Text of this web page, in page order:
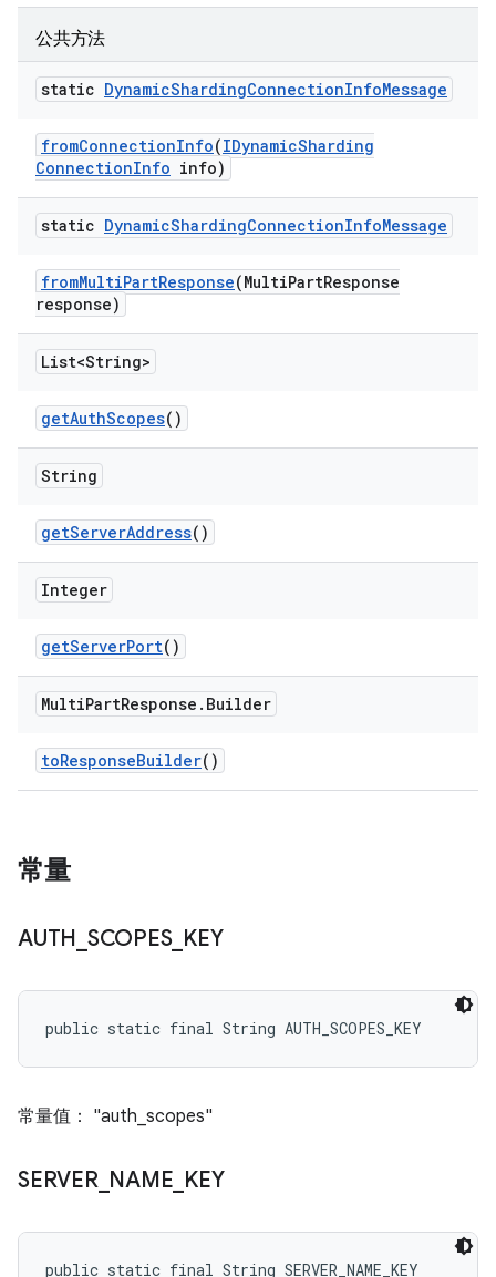
公共方法
static DynamicShardingConnectionInfoMessage
fromConnectionInfo(IDynamicSharding
ConnectionInfo info)
static DynamicShardingConnectionInfoMessage
fromMultiPartResponse(MultiPartResponse
response)
List<String>
getAuthScopes()
String
getServerAddress()
Integer
getServerPort()
MultiPartResponse . Builder
toResponseBuilder()
常量
AUTH SCOPES_ KEY
public static final String AUTH_SCOPES_KEY
常量值： "auth_scopes"
SERVER_ NAME KEY
public static final String SERVER_NAME_KEY